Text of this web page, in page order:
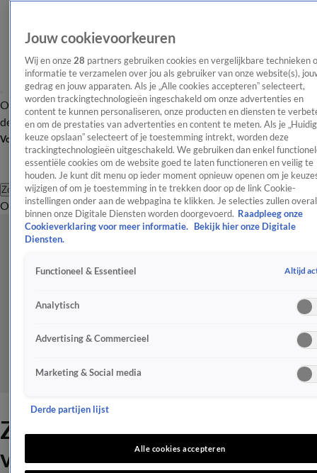
OverzichtAfleveringen Entertainment TV Algemeen
Tip
de redactieNieuwsbrief
Volg Shownieuws
Zoeken
OverzichtEntertainmentSpraakmakendRealityCrimeVideo's
Zo gaat het nu met zwangere
vrouw Thomas Berge
Jouw cookievoorkeuren
Wij en onze 28 partners gebruiken cookies en vergelijkbare technieken
informatie te verzamelen over jou als gebruiker van onze website(s),
gedrag en jouw apparaten. Als je „Alle cookies accepteren” selecteert,
worden trackingtechnologieën ingeschakeld om onze advertenties en
content te kunnen personaliseren, onze producten en diensten te
en om de prestaties van advertenties en content te meten. Als je
keuze opslaan” selecteert of je toestemming intrekt, worden deze
trackingtechnologieën uitgeschakeld. We gebruiken dan enkel
essentiële cookies om de website goed te laten functioneren en veilig te
houden. Je kunt dit menu op ieder moment opnieuw openen om je
wijzigen of om je toestemming in te trekken door op de link Cookie-
instellingen onder aan de webpagina te klikken. Je selecties zullen overal
binnen onze Digitale Diensten worden doorgevoerd. Raadpleeg onze
Cookieverklaring voor meer informatie.
Bekijk hier onze Digitale
Diensten.
Functioneel & Essentieel Altijd
Analytisch
Advertising & Commercieel
Marketing & Social media
Derde partijen lijst
Alle cookies accepteren